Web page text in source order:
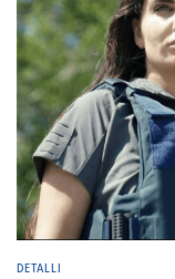
DETALLI